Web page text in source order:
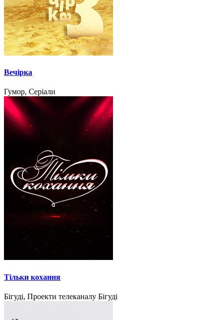
Вечірка
Гумор, Серіали
Тільки кохання
Бігуді, Проекти телеканалу Бігуді